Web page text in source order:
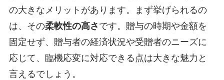
の大きなメリットがあります。まず挙げられるの
は、その柔軟性の高さ です。贈与の時期や金額を
固定せず、贈与者の経済状況や受贈者のニーズに
応じて、臨機応変に対応できる点は大きな魅力と
言えるでしょう。